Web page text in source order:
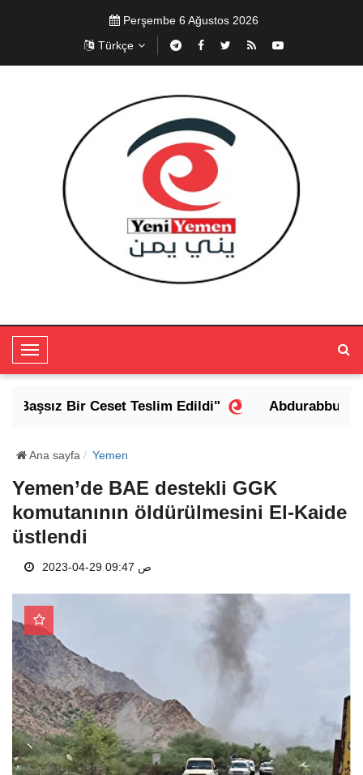
Perşembe 6 Ağustos 2026
Türkçe
T
o
g
e
a
v
g
a
i
o
n
Bir Ceset Teslim Edildi" Abdurabbu
Ana sayfa Yemen
Yemen’de BAE destekli GGK
komutanının öldürülmesini El-Kaide
üstlendi
2023-04-29 09:47 ص